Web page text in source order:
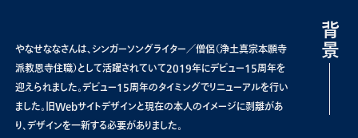
背景
やなせななさんは、シンガーソングライター／僧侶（浄土真宗本願寺
派教恩寺住職）として活躍されていて2019年にデビュー15周年を
迎えられました。デビュー15周年のタイミングでリニューアルを行い
ました。旧Webサイトデザインと現在の本人のイメージに剥離があ
り、デザインを一新する必要がありました。